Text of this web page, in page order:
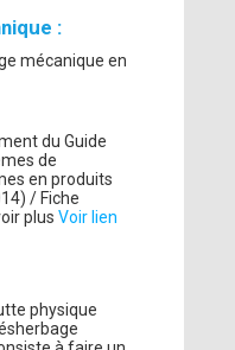
:
mécanique en
du Guide
de
en produits
/ Fiche
plusVoir lien
physique